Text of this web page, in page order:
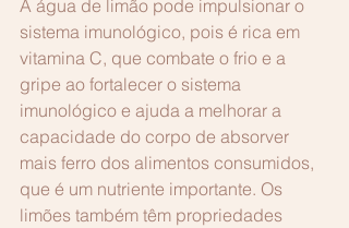
A água de limão pode impulsionar o
sistema imunológico, pois é rica em
vitamina C, que combate o frio e a
gripe ao fortalecer o sistema
imunológico e ajuda a melhorar a
capacidade do corpo de absorver
mais ferro dos alimentos consumidos,
que é um nutriente importante. Os
limões também têm propriedades